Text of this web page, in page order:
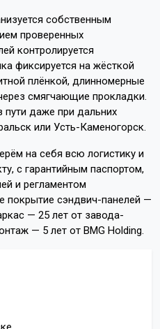
собственным
проверенных
контролируется
фиксируется на жёсткой
плёнкой, длинномерные
смягчающие прокладки.
даже при дальних
или Усть-Каменогорск.
на себя всю логистику и
с гарантийным паспортом,
и регламентом
покрытие сэндвич-панелей —
— 25 лет от завода-
— 5 лет от BMG Holding.